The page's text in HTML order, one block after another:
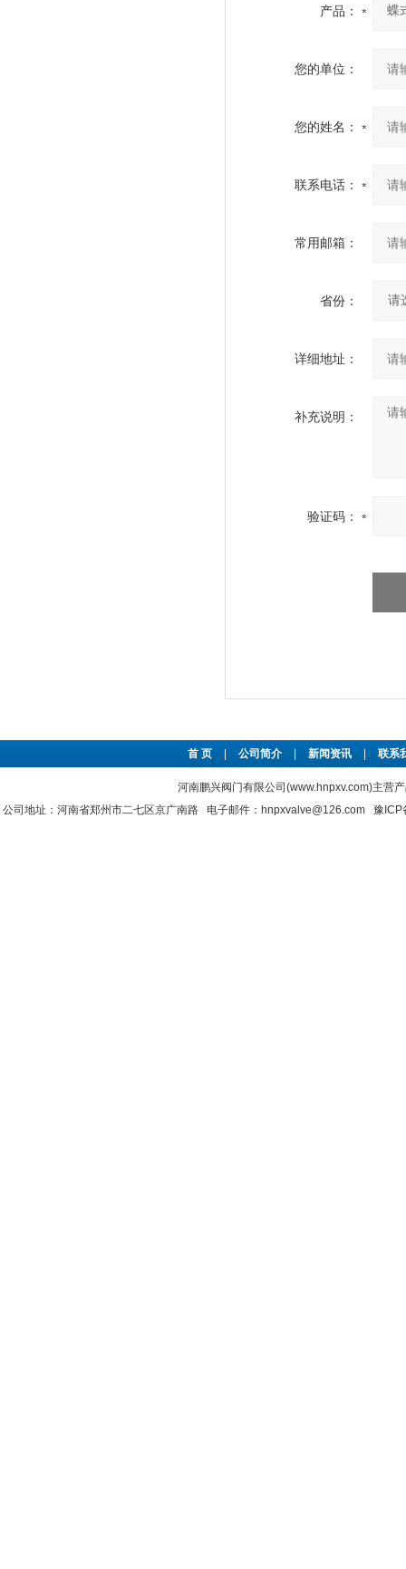
产品：
您的单位：
您的姓名：
联系电话：
常用邮箱：
省份：
详细地址：
补充说明：
验证码：
首 页 公司简介 新闻资讯 联系
河南鹏兴阀门有限公司(www.hnpxv.com)主营
公司地址：河南省郑州市二七区京广南路 电子邮件：hnpxvalve@126.com 豫ICP